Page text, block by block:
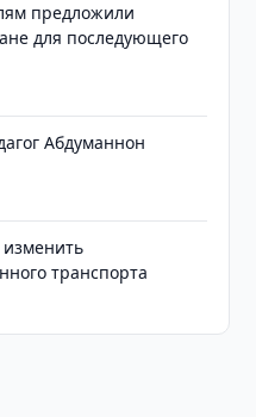
предложили
для последующего
Абдуманнон
транспорта